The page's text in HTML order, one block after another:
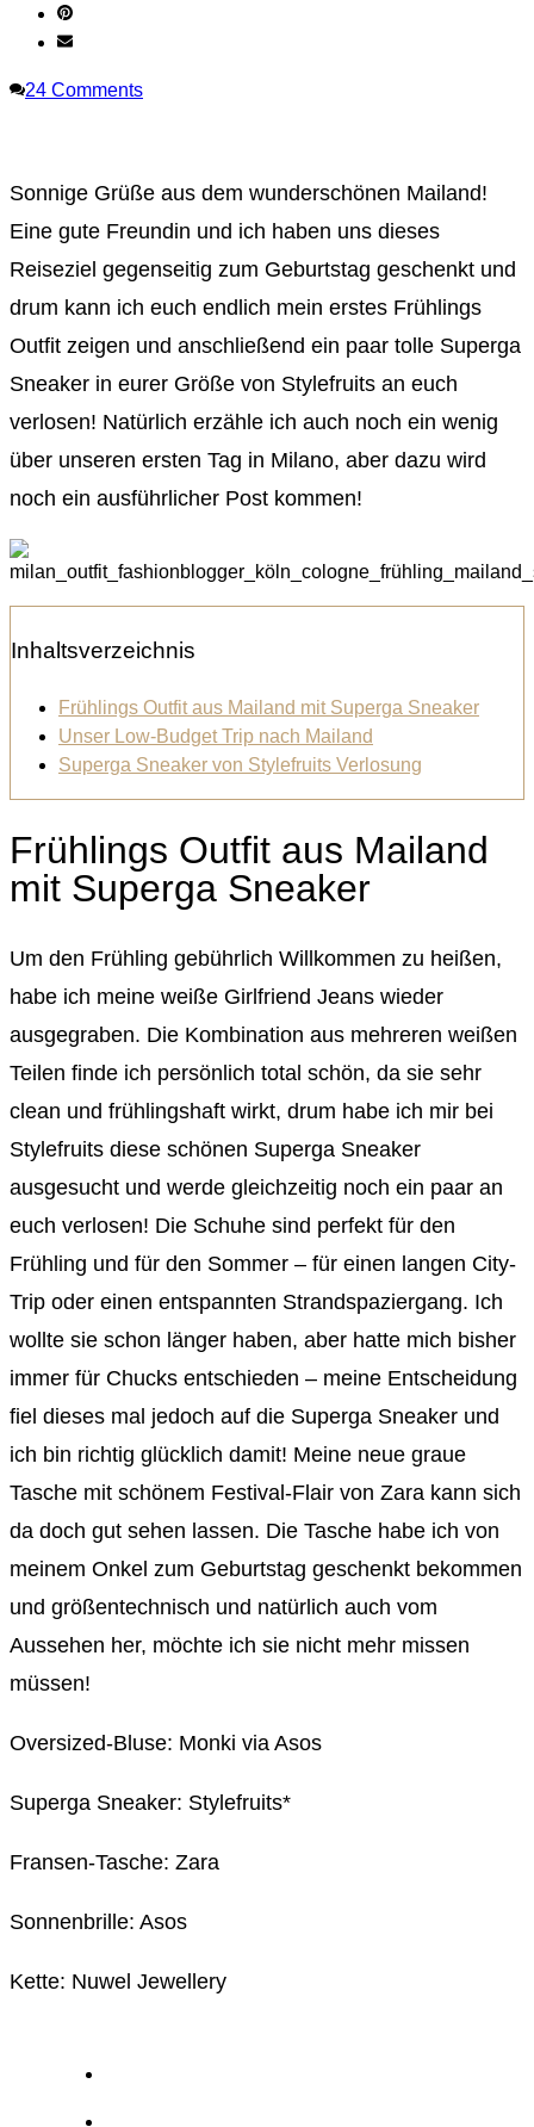
24 Comments
Sonnige Grüße aus dem wunderschönen Mailand!
Eine gute Freundin und ich haben uns dieses
Reiseziel gegenseitig zum Geburtstag geschenkt und
drum kann ich euch endlich mein erstes Frühlings
Outfit zeigen und anschließend ein paar tolle Superga
Sneaker in eurer Größe von Stylefruits an euch
verlosen! Natürlich erzähle ich auch noch ein wenig
über unseren ersten Tag in Milano, aber dazu wird
noch ein ausführlicher Post kommen!
Inhaltsverzeichnis
Frühlings Outfit aus Mailand mit Superga Sneaker
Unser Low-Budget Trip nach Mailand
Superga Sneaker von Stylefruits Verlosung
Frühlings Outfit aus Mailand
mit Superga Sneaker
Um den Frühling gebührlich Willkommen zu heißen,
habe ich meine weiße Girlfriend Jeans wieder
ausgegraben. Die Kombination aus mehreren weißen
Teilen finde ich persönlich total schön, da sie sehr
clean und frühlingshaft wirkt, drum habe ich mir bei
Stylefruits diese schönen Superga Sneaker
ausgesucht und werde gleichzeitig noch ein paar an
euch verlosen! Die Schuhe sind perfekt für den
Frühling und für den Sommer – für einen langen City-
Trip oder einen entspannten Strandspaziergang. Ich
wollte sie schon länger haben, aber hatte mich bisher
immer für Chucks entschieden – meine Entscheidung
fiel dieses mal jedoch auf die Superga Sneaker und
ich bin richtig glücklich damit! Meine neue graue
Tasche mit schönem Festival-Flair von Zara kann sich
da doch gut sehen lassen. Die Tasche habe ich von
meinem Onkel zum Geburtstag geschenkt bekommen
und größentechnisch und natürlich auch vom
Aussehen her, möchte ich sie nicht mehr missen
müssen!
Oversized-Bluse: Monki via Asos
Superga Sneaker: Stylefruits*
Fransen-Tasche: Zara
Sonnenbrille: Asos
Kette: Nuwel Jewellery